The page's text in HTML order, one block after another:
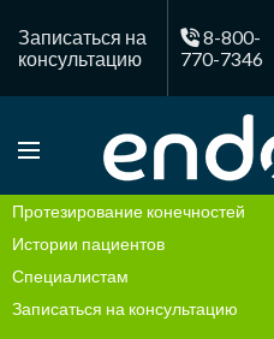
Записаться на
консультацию
8-800-
770-7346
Протезирование конечностей
Истории пациентов
Специалистам
Записаться на консультацию